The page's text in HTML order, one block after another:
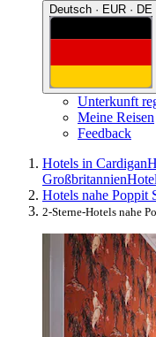
Deutsch · EUR · DE
Unterkunft
Meine Reisen
Feedback
Hotels in Cardigan
Großbritannien
Hotels nahe Poppit
2-Sterne-Hotels nahe